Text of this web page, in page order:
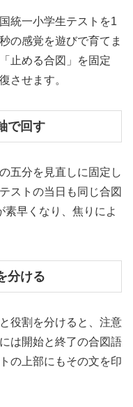
統一小学生テストを1
の感覚を遊びで育てま
止める合図」を固定
させます。
で回す
五分を見直しに固定し
ストの当日も同じ合図
素早くなり、焦りによ
分ける
役割を分けると、注意
は開始と終了の合図語
の上部にもその文を印